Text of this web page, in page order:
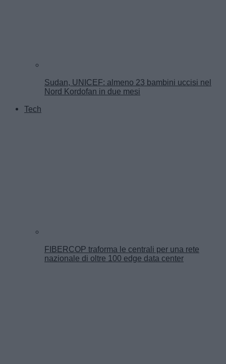
Sudan, UNICEF: almeno 23 bambini uccisi nel
Nord Kordofan in due mesi
Tech
FIBERCOP traforma le centrali per una rete
nazionale di oltre 100 edge data center